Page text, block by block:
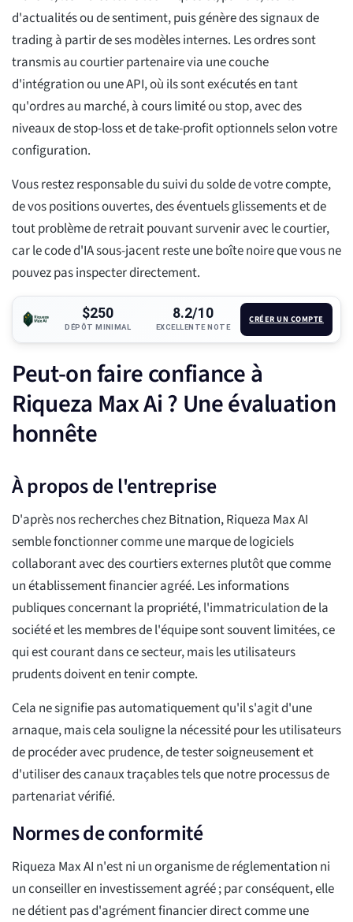
d'actualités ou de sentiment, puis génère des signaux de
trading à partir de ses modèles internes. Les ordres sont
transmis au courtier partenaire via une couche
d'intégration ou une API, où ils sont exécutés en tant
qu'ordres au marché, à cours limité ou stop, avec des
niveaux de stop-loss et de take-profit optionnels selon votre
configuration.
Vous restez responsable du suivi du solde de votre compte,
de vos positions ouvertes, des éventuels glissements et de
tout problème de retrait pouvant survenir avec le courtier,
car le code d'IA sous-jacent reste une boîte noire que vous ne
pouvez pas inspecter directement.
$250
DÉPÔT MINIMAL
8.2/10
EXCELLENTE NOTE
CRÉER UN COMPTE
Peut-on faire confiance à
Riqueza Max Ai ? Une évaluation
honnête
À propos de l'entreprise
D'après nos recherches chez Bitnation, Riqueza Max AI
semble fonctionner comme une marque de logiciels
collaborant avec des courtiers externes plutôt que comme
un établissement financier agréé. Les informations
publiques concernant la propriété, l'immatriculation de la
société et les membres de l'équipe sont souvent limitées, ce
qui est courant dans ce secteur, mais les utilisateurs
prudents doivent en tenir compte.
Cela ne signifie pas automatiquement qu'il s'agit d'une
arnaque, mais cela souligne la nécessité pour les utilisateurs
de procéder avec prudence, de tester soigneusement et
d'utiliser des canaux traçables tels que notre processus de
partenariat vérifié.
Normes de conformité
Riqueza Max AI n'est ni un organisme de réglementation ni
un conseiller en investissement agréé ; par conséquent, elle
ne détient pas d'agrément financier direct comme une